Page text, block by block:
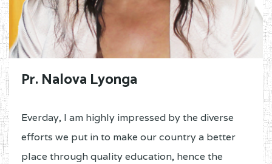
Pr. Nalova Lyonga
Everday, I am highly impressed by the diverse
efforts we put in to make our country a better
place through quality education, hence the